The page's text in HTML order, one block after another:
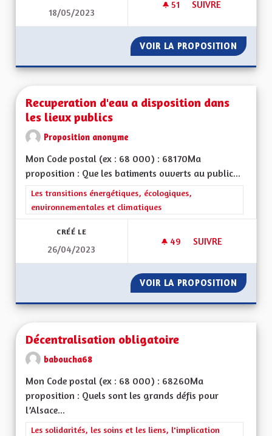
18/05/2023
51 51 ABONNÉS
SUIVRE
VOIR LA PROPOSITION TAXER
Recuperation d'eau a disposition dans
les lieux publics
Proposition anonyme
Mon Code postal (ex : 68 000) : 68170Ma
proposition : Que les batiments ouverts au public...
Filtrer les résultats de la catégorie : Les transitions
Les transitions énergétiques, écologiques,
environnementales et climatiques
CRÉÉ LE
26/04/2023
49 49 ABONNÉS
SUIVRE
VOIR LA PROPOSITION
Décentralisation obligatoire
baboucha68
Mon Code postal (ex : 68 000) : 68260Ma
proposition : Quels sont les grands défis pour
l’Alsace...
Filtrer les résultats de la catégorie : Les solidarités, les soins
Les solidarités, les soins et les liens, l'implication